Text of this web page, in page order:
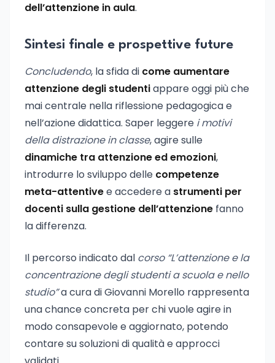
dell’attenzione in aula.
Sintesi finale e prospettive future
Concludendo, la sfida di come aumentare
attenzione degli studentiappare oggi più che
mai centrale nella riflessione pedagogica e
nell’azione didattica. Saper leggere i motivi
della distrazione in classe, agire sulle
dinamiche tra attenzione ed emozioni,
introdurre lo sviluppo delle competenze
meta-attentivee accedere a strumenti per
docenti sulla gestione dell’attenzione fanno
la differenza.
Il percorso indicato dal corso “L’attenzione e la
concentrazione degli studenti a scuola e nello
studio”a cura di Giovanni Morello rappresenta
una chance concreta per chi vuole agire in
modo consapevole e aggiornato, potendo
contare su soluzioni di qualità e approcci